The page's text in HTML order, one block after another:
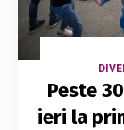
Peste
ieri la